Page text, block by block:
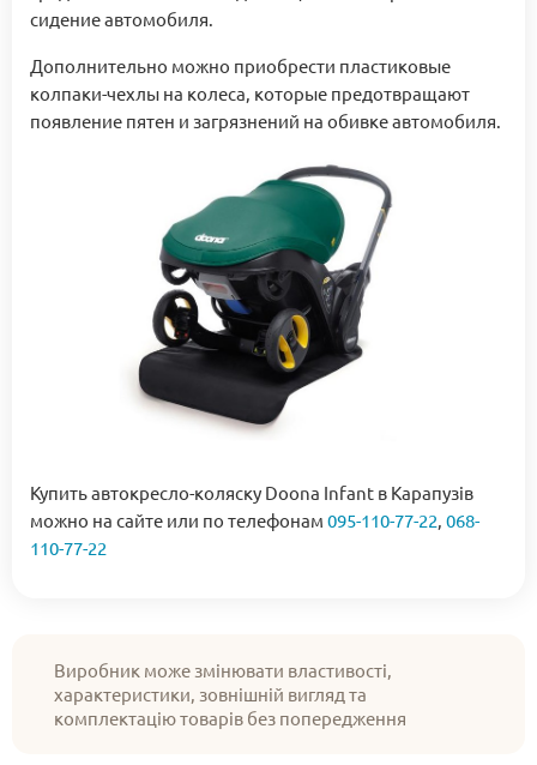
сидение автомобиля.
Дополнительно можно приобрести пластиковые
колпаки-чехлы на колеса, которые предотвращают
появление пятен и загрязнений на обивке автомобиля.
Купить автокресло-коляску Doona Infant в Карапузів
можно на сайте или по телефонам 095-110-77-22 068-
110-77-22
Виробник може змінювати властивості,
характеристики, зовнішній вигляд та
комплектацію товарів без попередження